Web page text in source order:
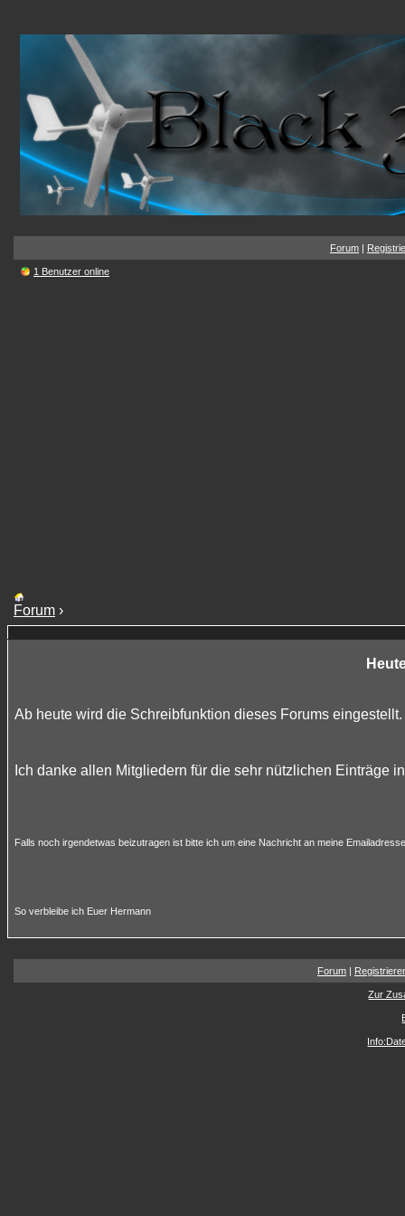
Forum |
1 Benutzer online
Forum ›
Ab heute wird die Schreibfunktion dieses Forums eingestellt.
Ich danke allen Mitgliedern für die sehr nützlichen Einträge
Falls noch irgendetwas beizutragen ist bitte ich um eine Nachricht an meine
So verbleibe ich Euer Hermann
Forum |
Zur